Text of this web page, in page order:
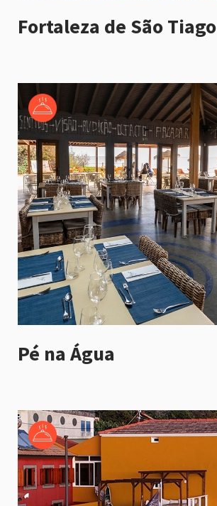
Fortaleza de São Tiago
Pé na Água